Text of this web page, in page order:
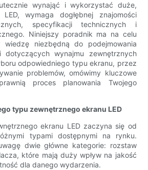
wynająć i wykorzystać duże,
wymaga dogłębnej znajomości
specyfikacji technicznych i
Niniejszy poradnik ma na celu
niezbędną do podejmowania
dotyczących wynajmu zewnętrznych
odpowiedniego typu ekranu, przez
problemów, omówimy kluczowe
proces planowania Twojego
typu zewnętrznego ekranu LED
ekranu LED zaczyna się od
typami dostępnymi na rynku.
dwie główne kategorie: rozstaw
które mają duży wpływ na jakość
dla danego wydarzenia.